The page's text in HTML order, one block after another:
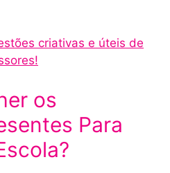
criativas e úteis de
os
Para